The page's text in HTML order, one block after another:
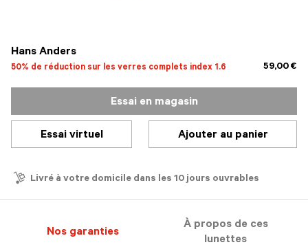
Hans Anders
50% de réduction sur les verres complets index 1.6 59,00 €
Essai en magasin
Essai virtuel Ajouter au panier
Livré à votre domicile dans les 10 jours ouvrables
Nos garanties
À propos de ces
lunettes